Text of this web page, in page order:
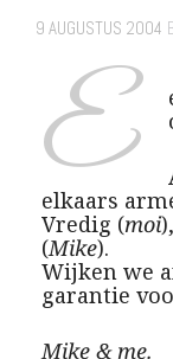
9 AUGUSTUS 2004
E
elkaars
Vredig (moi
(Mike).
Wijken we
garantie
Mike & me.